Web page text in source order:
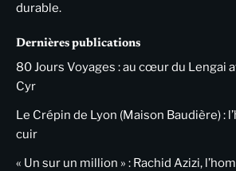
durable.
Dernières publications
80 Jours Voyages : au cœur du Lengai
Cyr
Le Crépin de Lyon (Maison Baudière) :
cuir
« Un sur un million » : Rachid Azizi,